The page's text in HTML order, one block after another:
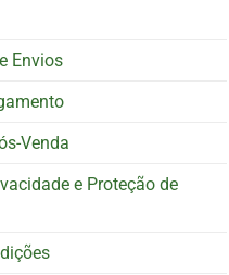
Envios
Venda
e Proteção de